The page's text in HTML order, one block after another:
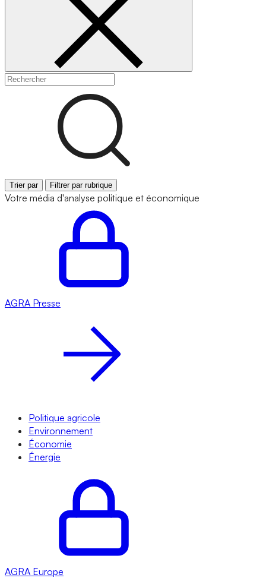
Trier par Filtrer par rubrique
Votre média d'analyse politique et économique
AGRA Presse
Politique agricole
Environnement
Économie
Énergie
AGRA Europe